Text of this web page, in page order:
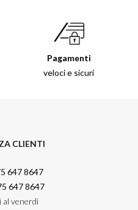
Pagamenti
veloci e sicuri
CLIENTI
647 8647
647 8647
al venerdì